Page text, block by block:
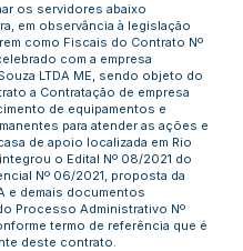
os servidores abaixo
em observância à legislação
como Fiscais do Contrato Nº
com a empresa
LTDA ME, sendo objeto do
a Contratação de empresa
de equipamentos e
para atender as ações e
de apoio localizada em Rio
o Edital Nº 08/2021 do
Nº 06/2021, proposta da
e demais documentos
Processo Administrativo Nº
termo de referência que é
deste contrato.